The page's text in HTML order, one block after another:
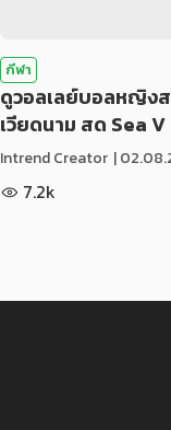
กีฬา
ดูวอลเลย์บอลหญิง
เวียดนาม สด Sea
Intrend Creator |
7.2k